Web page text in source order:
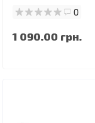
0
1 090.00 грн.